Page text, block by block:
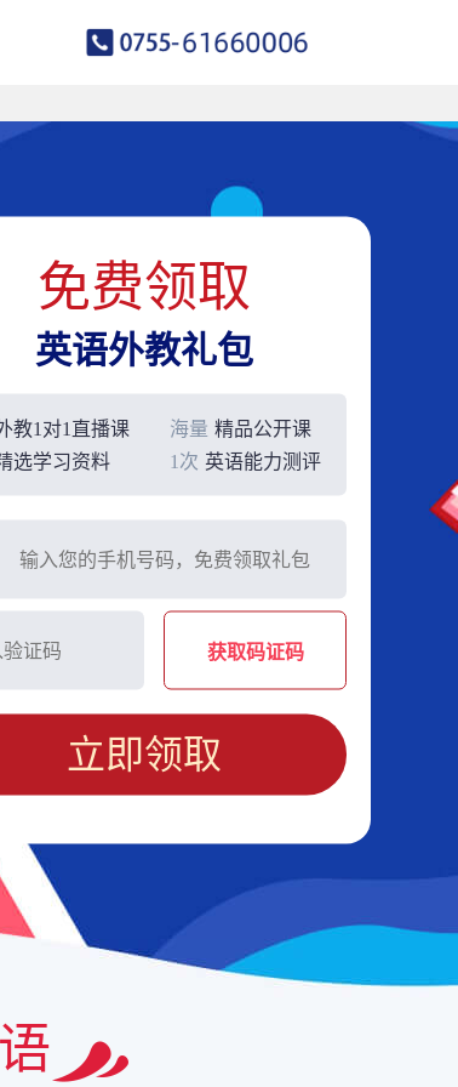
免费领取
英语外教礼包
教1对1直播课 海量 精品公开课
选学习资料 1次 英语能力测评
获取码证码
立即领取